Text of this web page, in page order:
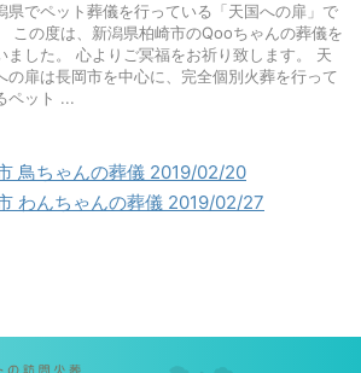
県でペット葬儀を行っている「天国への扉」で
この度は、新潟県柏崎市のQooちゃんの葬儀を
ました。 心よりご冥福をお祈り致します。 天
の扉は長岡市を中心に、完全個別火葬を行って
ペット ...
鳥ちゃんの葬儀 2019/02/20
わんちゃんの葬儀 2019/02/27